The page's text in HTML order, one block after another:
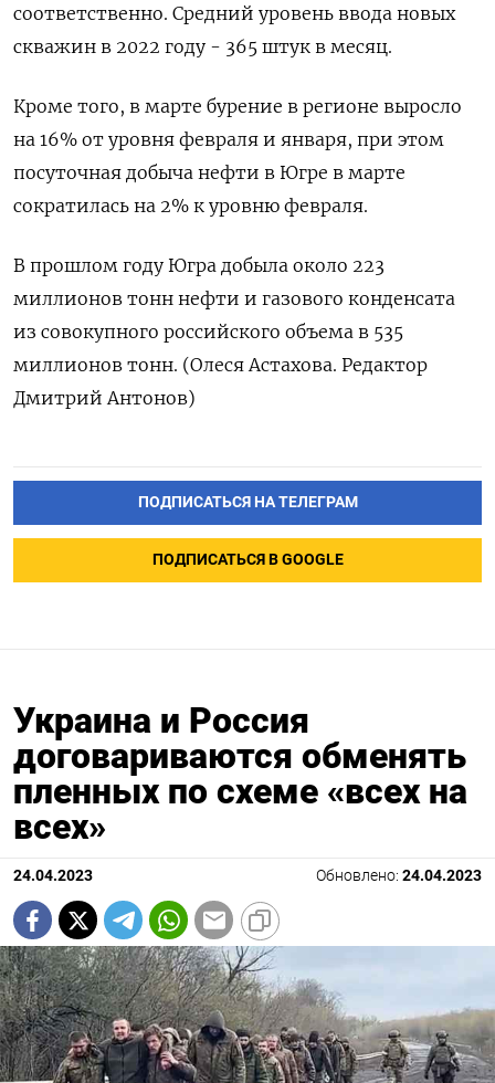
соответственно. Средний уровень ввода новых
скважин в 2022 году - 365 штук в месяц.
Кроме того, в марте бурение в регионе выросло
на 16% от уровня февраля и января, при этом
посуточная добыча нефти в Югре в марте
сократилась на 2% к уровню февраля.
В прошлом году Югра добыла около 223
миллионов тонн нефти и газового конденсата
из совокупного российского объема в 535
миллионов тонн. (Олеся Астахова. Редактор
Дмитрий Антонов)
ПОДПИСАТЬСЯ НА ТЕЛЕГРАМ
ПОДПИСАТЬСЯ В GOOGLE
Украина и Россия
договариваются обменять
пленных по схеме «всех на
всех»
24.04.2023 Обновлено: 24.04.2023